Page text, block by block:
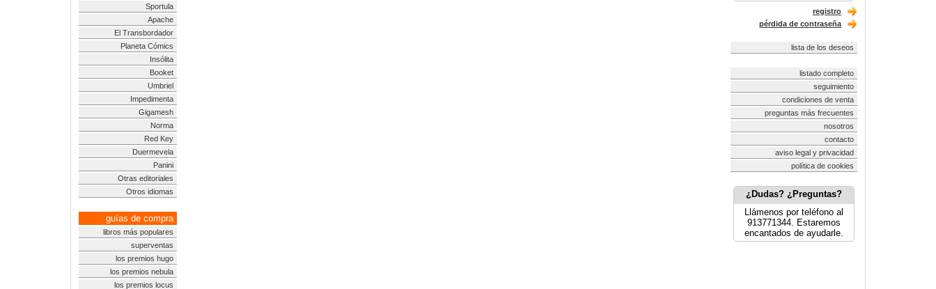
Sportula
Apache
El Transbordador
Planeta Cómics
Insólita
Booket
Umbriel
Impedimenta
Gigamesh
Norma
Red Key
Duermevela
Panini
Otras editoriales
Otros idiomas
guías de compra
libros más populares
superventas
los premios hugo
los premios nebula
los premios locus
registro
pérdida de contraseña
lista de los deseos
listado completo
seguimiento
condiciones de venta
preguntas más frecuentes
nosotros
contacto
aviso legal y privacidad
política de cookies
¿Dudas? ¿Preguntas?
Llámenos por teléfono al
913771344. Estaremos
encantados de ayudarle.